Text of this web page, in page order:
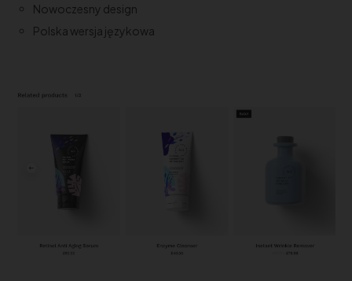
Nowoczesny design
Polska wersja językowa